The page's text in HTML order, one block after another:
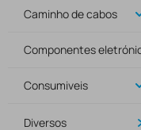
Caminho de cabos
Componentes
Consumiveis
Diversos